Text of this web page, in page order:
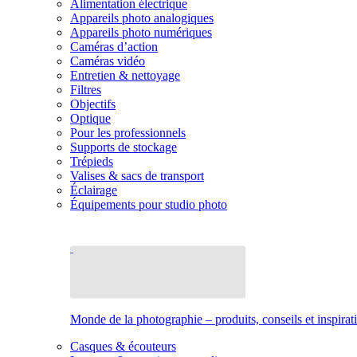
Alimentation électrique
Appareils photo analogiques
Appareils photo numériques
Caméras d’action
Caméras vidéo
Entretien & nettoyage
Filtres
Objectifs
Optique
Pour les professionnels
Supports de stockage
Trépieds
Valises & sacs de transport
Éclairage
Équipements pour studio photo
Monde de la photographie – produits, conseils et
Casques & écouteurs